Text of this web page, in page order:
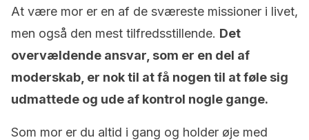
At være mor er en af ​​de sværeste missioner i livet,
men også den mest tilfredsstillende. Det
overvældende ansvar, som er en del af
moderskab, er nok til at få nogen til at føle sig
udmattede og ude af kontrol nogle gange.
Som mor er du altid i gang og holder øje med